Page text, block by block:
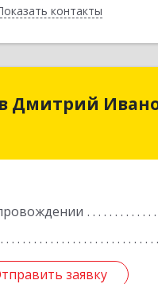
контакты
Назад
Дмитрий
заявку
Дмитрий
край,
заявку